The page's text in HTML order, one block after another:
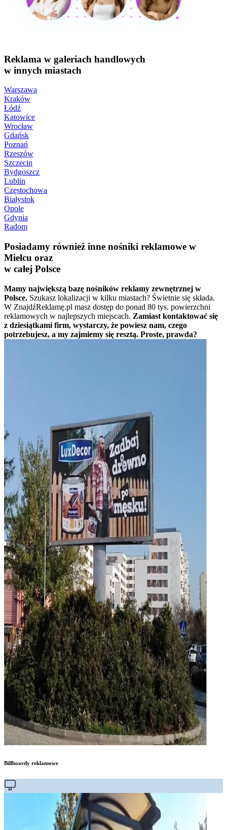
Reklama w galeriach handlowych
w innych miastach
Warszawa
Kraków
Łódź
Katowice
Wrocław
Gdańsk
Poznań
Rzeszów
Szczecin
Bydgoszcz
Lublin
Częstochowa
Białystok
Opole
Gdynia
Radom
Posiadamy również inne nośniki reklamowe w
Mielcu oraz
w całej Polsce
Mamy największą bazę nośników reklamy zewnętrznej w
Polsce. Szukasz lokalizacji w kilku miastach? Świetnie się składa.
W ZnajdźReklamę.pl masz dostęp do ponad 80 tys. powierzchni
reklamowych w najlepszych miejscach. Zamiast kontaktować się
z dziesiątkami firm, wystarczy, że powiesz nam, czego
potrzebujesz, a my zajmiemy się resztą. Proste, prawda?
Billboardy reklamowe